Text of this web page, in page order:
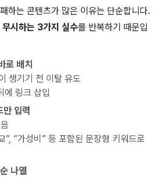
하는 콘텐츠가 많은 이유는 단순합니다.
무시하는 3가지 실수를 반복하기 때문입
로 배치
생기기 전 이탈 유도
링크 삽입
만 입력
”, “가성비” 등 포함된 문장형 키워드로
나열